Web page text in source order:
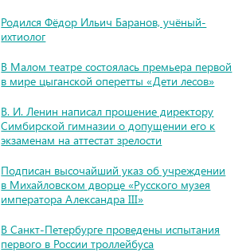
Родился Фёдор Ильич Баранов, учёный-
ихтиолог
В Малом театре состоялась премьера первой
в мире цыганской оперетты «Дети лесов»
В. И. Ленин написал прошение директору
Симбирской гимназии о допущении его к
экзаменам на аттестат зрелости
Подписан высочайший указ об учреждении
в Михайловском дворце «Русского музея
императора Александра III»
В Санкт-Петербурге проведены испытания
первого в России троллейбуса